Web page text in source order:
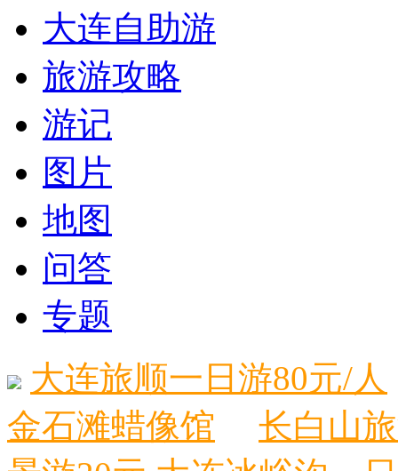
大连自助游
旅游攻略
游记
图片
地图
问答
专题
大连旅顺一日游80元/人
金石滩蜡像馆
长白山